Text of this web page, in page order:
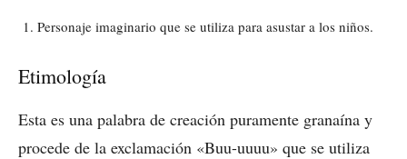
Personaje imaginario que se utiliza para asustar a los niños.
Etimología
Esta es una palabra de creación puramente granaína y
procede de la exclamación «Buu-uuuu» que se utiliza